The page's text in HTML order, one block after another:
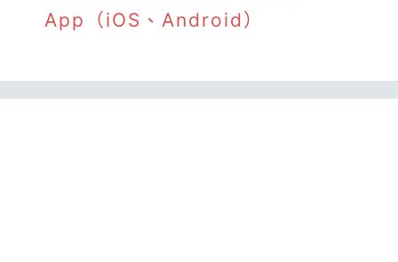
App（iOS、Android）